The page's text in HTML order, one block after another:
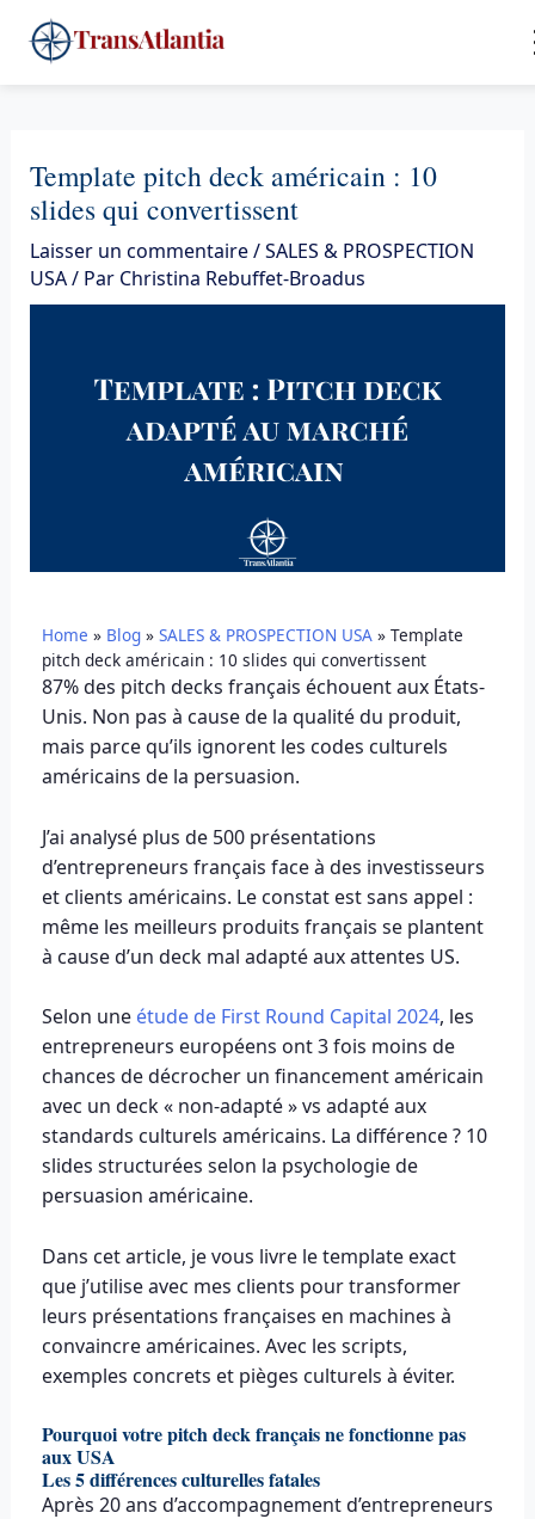
au
contenu
Template pitch deck américain : 10
slides qui convertissent
Laisser un commentaire/SALES & PROSPECTION
USA/ Par Christina Rebuffet-Broadus
Home » Blog» SALES & PROSPECTION USA» Template
pitch deck américain : 10 slides qui convertissent
87% des pitch decks français échouent aux États-
Unis. Non pas à cause de la qualité du produit,
mais parce qu’ils ignorent les codes culturels
américains de la persuasion.
J’ai analysé plus de 500 présentations
d’entrepreneurs français face à des investisseurs
et clients américains. Le constat est sans appel :
même les meilleurs produits français se plantent
à cause d’un deck mal adapté aux attentes US.
Selon une étude de First Round Capital 2024, les
entrepreneurs européens ont 3 fois moins de
chances de décrocher un financement américain
avec un deck « non-adapté » vs adapté aux
standards culturels américains. La différence ? 10
slides structurées selon la psychologie de
persuasion américaine.
Dans cet article, je vous livre le template exact
que j’utilise avec mes clients pour transformer
leurs présentations françaises en machines à
convaincre américaines. Avec les scripts,
exemples concrets et pièges culturels à éviter.
Pourquoi votre pitch deck français ne fonctionne pas
aux USA
Les 5 différences culturelles fatales
Après 20 ans d’accompagnement d’entrepreneurs